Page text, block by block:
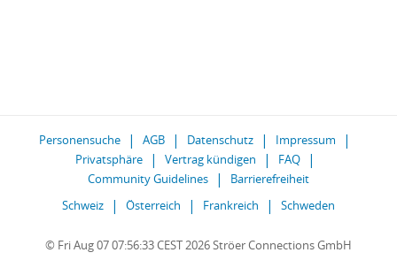
Personensuche AGB Datenschutz
Impressum
Privatsphäre
Vertrag kündigen
FAQ
Community Guidelines
Barrierefreiheit
Schweiz
Österreich Frankreich Schweden
© Fri Aug 07 07:56:33 CEST 2026 Ströer Connections GmbH